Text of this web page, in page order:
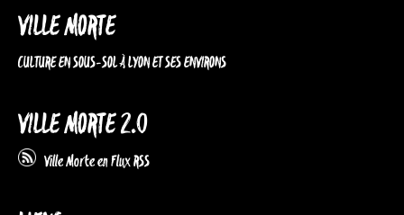
VILLE MORTE
CULTURE EN SOUS-SOL À LYON ET SES ENVIRONS
VILLE MORTE 2.0
Ville Morte en Flux RSS